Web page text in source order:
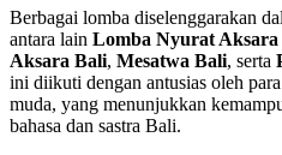
Berbagai lomba diselenggarakan
antara lain Lomba Nyurat
Aksara Bali, Mesatwa Bali, serta
ini diikuti dengan antusias oleh
muda, yang menunjukkan
bahasa dan sastra Bali.